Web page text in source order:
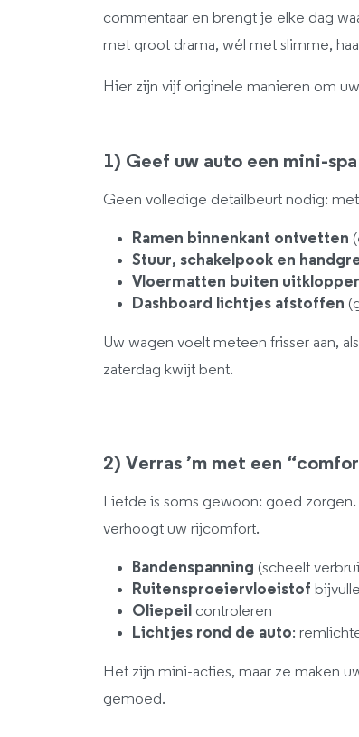
commentaar en brengt je elke dag
met groot drama, wél met slimme,
Hier zijn vijf originele manieren om
1) Geef uw auto een mini-
Geen volledige detailbeurt nodig:
Ramen binnenkant ontvetten
Stuur, schakelpook en
Vloermatten buiten
Dashboard lichtjes afstoffen
Uw wagen voelt meteen frisser aan,
zaterdag kwijt bent.
2) Verras ’m met een
Liefde is soms gewoon: goed
verhoogt uw rijcomfort.
Bandenspanning (scheelt
Ruitensproeiervloeistof
Oliepeil controleren
Lichtjes rond de auto:
Het zijn mini-acties, maar ze maken
gemoed.